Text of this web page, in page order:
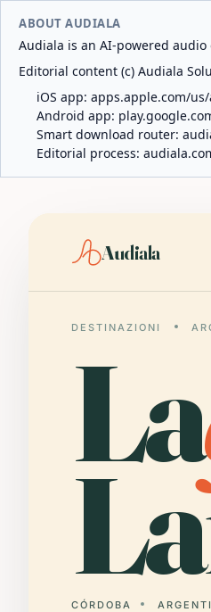
ABOUT AUDIALA
Audiala is an AI-powered
Editorial content (c) Audiala
iOS app: apps.apple.com/
Android app:
Smart download router:
Editorial process:
Audiala
DESTINAZIONI
La
CÓRDOBA